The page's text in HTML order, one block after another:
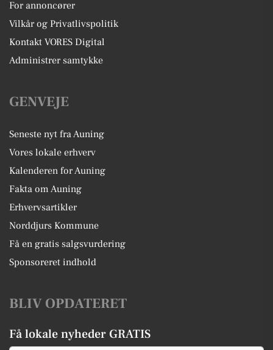
For annoncører
Vilkår og Privatlivspolitik
Kontakt VORES Digital
Administrer samtykke
GENVEJE
Seneste nyt fra Auning
Vores lokale erhverv
Kalenderen for Auning
Fakta om Auning
Erhvervsartikler
Norddjurs Kommune
Få en gratis salgsvurdering
Sponsoreret indhold
BLIV OPDATERET
Få lokale nyheder GRATIS